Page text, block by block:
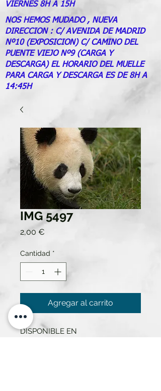
VIERNES 8H A 15H
NOS HEMOS MUDADO , NUEVA
DIRECCION : C/ AVENIDA DE MADRID
Nº10 (EXPOSICION) C/ CAMINO DEL
PUENTE VIEJO Nº9 (CARGA Y
DESCARGA) EL HORARIO DEL MUELLE
PARA CARGA Y DESCARGA ES DE 8H A
14:45H
IMG 5497
2,00 €
Cantidad *
Agregar al carrito
DISPONIBLE EN